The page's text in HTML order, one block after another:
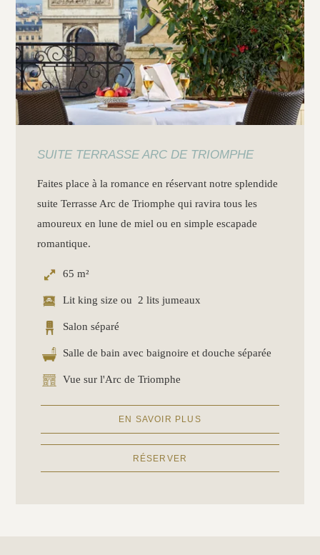
SUITE TERRASSE ARC DE TRIOMPHE
Faites place à la romance en réservant notre splendide
suite Terrasse Arc de Triomphe qui ravira tous les
amoureux en lune de miel ou en simple escapade
romantique.
65 m²
Lit king size ou 2 lits jumeaux
Salon séparé
Salle de bain avec baignoire et douche séparée
Vue sur l'Arc de Triomphe
EN SAVOIR PLUS
RÉSERVER